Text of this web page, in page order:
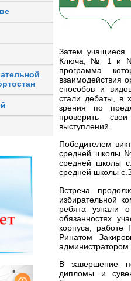
Затем учащиеся
Ключа, № 1 и №
программа
взаимодействия
способов и
стали дебаты, в
зрения по
проверить
выступлений.
Победителем
средней школы
средней школы
средней школы
Встреча
избирательной
ребята узнали
обязанностях
корпуса,
Ринатом
В завершение
дипломы и